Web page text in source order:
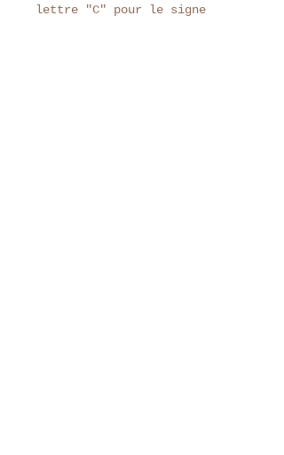
lettre "C" pour le signe